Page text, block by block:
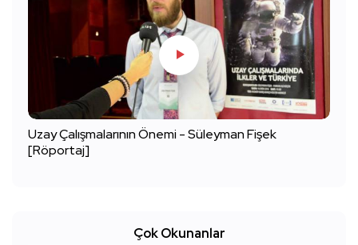
Uzay Çalışmalarının Önemi - Süleyman Fişek
[Röportaj]
Çok Okunanlar